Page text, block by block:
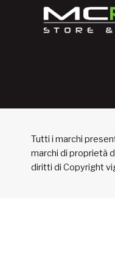
Tutti i marchi
marchi di proprietà
diritti di Copyright